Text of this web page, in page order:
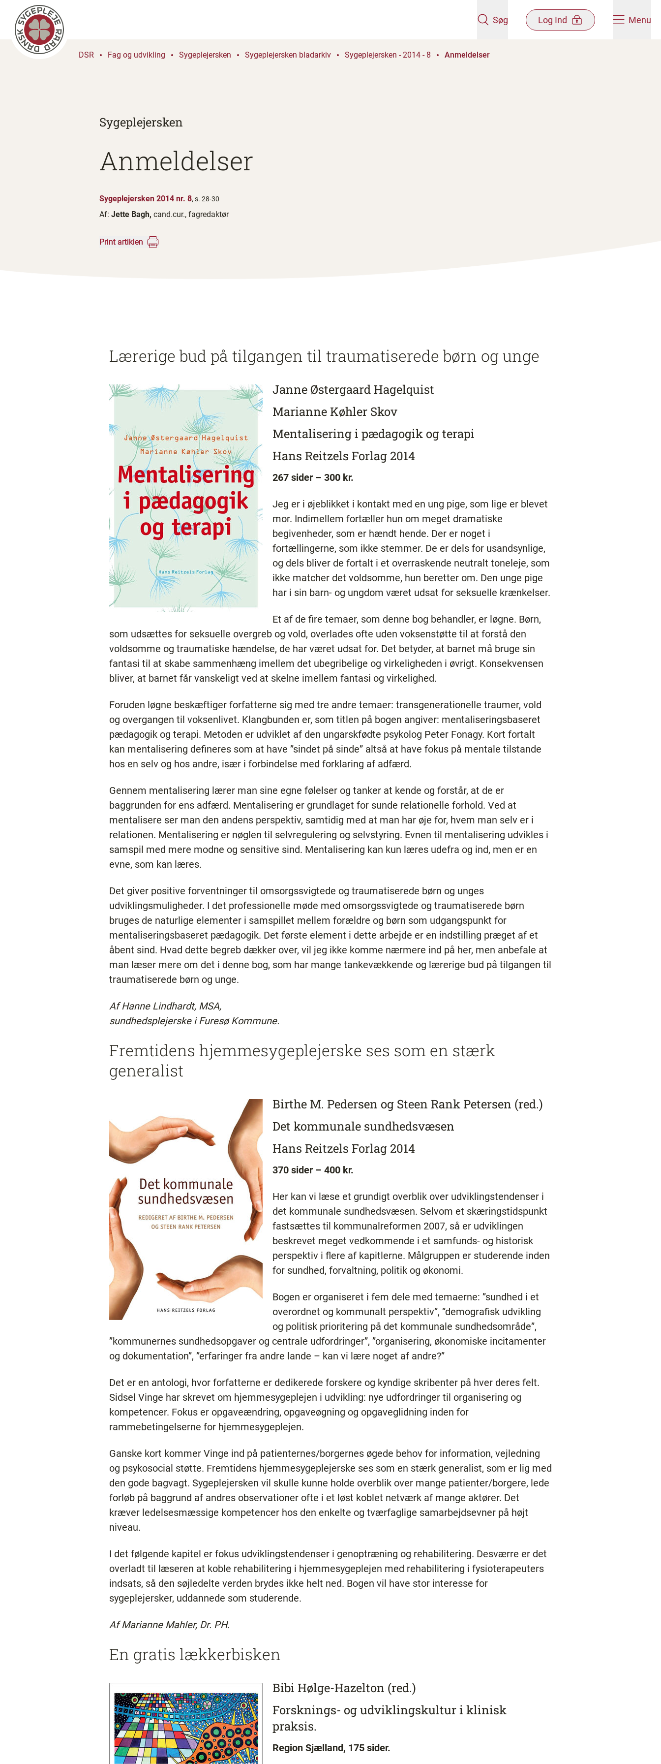
Søg Log Ind Menu
DSR Fag og udvikling Sygeplejersken Sygeplejersken bladarkiv Sygeplejersken - 2014 - 8 Anmeldelser
Sygeplejersken
Anmeldelser
Sygeplejersken 2014 nr. 8, s. 28-30
Af: Jette Bagh, cand.cur., fagredaktør
Print artiklen
Lærerige bud på tilgangen til traumatiserede børn og unge
Janne Østergaard Hagelquist
Marianne Køhler Skov
Mentalisering i pædagogik og terapi
Hans Reitzels Forlag 2014
267 sider – 300 kr.
Jeg er i øjeblikket i kontakt med en ung pige, som lige er blevet
mor. Indimellem fortæller hun om meget dramatiske
begivenheder, som er hændt hende. Der er noget i
fortællingerne, som ikke stemmer. De er dels for usandsynlige,
og dels bliver de fortalt i et overraskende neutralt toneleje, som
ikke matcher det voldsomme, hun beretter om. Den unge pige
har i sin barn- og ungdom været udsat for seksuelle krænkelser.
Et af de fire temaer, som denne bog behandler, er løgne. Børn,
som udsættes for seksuelle overgreb og vold, overlades ofte uden voksenstøtte til at forstå den
voldsomme og traumatiske hændelse, de har været udsat for. Det betyder, at barnet må bruge sin
fantasi til at skabe sammenhæng imellem det ubegribelige og virkeligheden i øvrigt. Konsekvensen
bliver, at barnet får vanskeligt ved at skelne imellem fantasi og virkelighed.
Foruden løgne beskæftiger forfatterne sig med tre andre temaer: transgenerationelle traumer, vold
og overgangen til voksenlivet. Klangbunden er, som titlen på bogen angiver: mentaliseringsbaseret
pædagogik og terapi. Metoden er udviklet af den ungarskfødte psykolog Peter Fonagy. Kort fortalt
kan mentalisering defineres som at have ”sindet på sinde” altså at have fokus på mentale tilstande
hos en selv og hos andre, især i forbindelse med forklaring af adfærd.
Gennem mentalisering lærer man sine egne følelser og tanker at kende og forstår, at de er
baggrunden for ens adfærd. Mentalisering er grundlaget for sunde relationelle forhold. Ved at
mentalisere ser man den andens perspektiv, samtidig med at man har øje for, hvem man selv er i
relationen. Mentalisering er nøglen til selvregulering og selvstyring. Evnen til mentalisering udvikles i
samspil med mere modne og sensitive sind. Mentalisering kan kun læres udefra og ind, men er en
evne, som kan læres.
Det giver positive forventninger til omsorgssvigtede og traumatiserede børn og unges
udviklingsmuligheder. I det professionelle møde med omsorgssvigtede og traumatiserede børn
bruges de naturlige elementer i samspillet mellem forældre og børn som udgangspunkt for
mentaliseringsbaseret pædagogik. Det første element i dette arbejde er en indstilling præget af et
åbent sind. Hvad dette begreb dækker over, vil jeg ikke komme nærmere ind på her, men anbefale at
man læser mere om det i denne bog, som har mange tankevækkende og lærerige bud på tilgangen til
traumatiserede børn og unge.
Af Hanne Lindhardt, MSA,
sundhedsplejerske i Furesø Kommune.
Fremtidens hjemmesygeplejerske ses som en stærk
generalist
Birthe M. Pedersen og Steen Rank Petersen (red.)
Det kommunale sundhedsvæsen
Hans Reitzels Forlag 2014
370 sider – 400 kr.
Her kan vi læse et grundigt overblik over udviklingstendenser i
det kommunale sundhedsvæsen. Selvom et skæringstidspunkt
fastsættes til kommunalreformen 2007, så er udviklingen
beskrevet meget vedkommende i et samfunds- og historisk
perspektiv i flere af kapitlerne. Målgruppen er studerende inden
for sundhed, forvaltning, politik og økonomi.
Bogen er organiseret i fem dele med temaerne: ”sundhed i et
overordnet og kommunalt perspektiv”, ”demografisk udvikling
og politisk prioritering på det kommunale sundhedsområde”,
”kommunernes sundhedsopgaver og centrale udfordringer”, ”organisering, økonomiske incitamenter
og dokumentation”, ”erfaringer fra andre lande – kan vi lære noget af andre?”
Det er en antologi, hvor forfatterne er dedikerede forskere og kyndige skribenter på hver deres felt.
Sidsel Vinge har skrevet om hjemmesygeplejen i udvikling: nye udfordringer til organisering og
kompetencer. Fokus er opgaveændring, opgaveøgning og opgaveglidning inden for
rammebetingelserne for hjemmesygeplejen.
Ganske kort kommer Vinge ind på patienternes/borgernes øgede behov for information, vejledning
og psykosocial støtte. Fremtidens hjemmesygeplejerske ses som en stærk generalist, som er lig med
den gode bagvagt. Sygeplejersken vil skulle kunne holde overblik over mange patienter/borgere, lede
forløb på baggrund af andres observationer ofte i et løst koblet netværk af mange aktører. Det
kræver ledelsesmæssige kompetencer hos den enkelte og tværfaglige samarbejdsevner på højt
niveau.
I det følgende kapitel er fokus udviklingstendenser i genoptræning og rehabilitering. Desværre er det
overladt til læseren at koble rehabilitering i hjemmesygeplejen med rehabilitering i fysioterapeuters
indsats, så den søjledelte verden brydes ikke helt ned. Bogen vil have stor interesse for
sygeplejersker, uddannede som studerende.
Af Marianne Mahler, Dr. PH.
En gratis lækkerbisken
Bibi Hølge-Hazelton (red.)
Forsknings- og udviklingskultur i klinisk
praksis.
Region Sjælland, 175 sider.